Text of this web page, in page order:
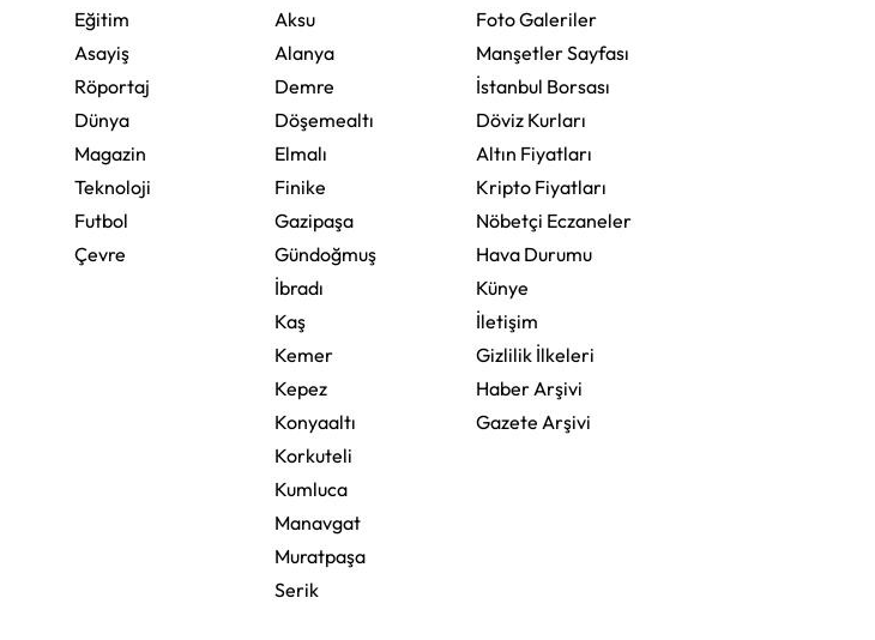
Eğitim
Asayiş
Röportaj
Dünya
Magazin
Teknoloji
Futbol
Çevre
Aksu
Alanya
Demre
Döşemealtı
Elmalı
Finike
Gazipaşa
Gündoğmuş
İbradı
Kaş
Kemer
Kepez
Konyaaltı
Korkuteli
Kumluca
Manavgat
Muratpaşa
Serik
Foto Galeriler
Manşetler Sayfası
İstanbul Borsası
Döviz Kurları
Altın Fiyatları
Kripto Fiyatları
Nöbetçi Eczaneler
Hava Durumu
Künye
İletişim
Gizlilik İlkeleri
Haber Arşivi
Gazete Arşivi